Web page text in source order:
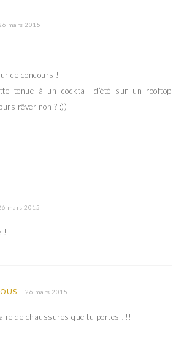
mars 2015
ce concours !
tenue à un cocktail d’été sur un rooftop
rêver non ? :))
mars 2015
!
26 mars 2015
de chaussures que tu portes !!!